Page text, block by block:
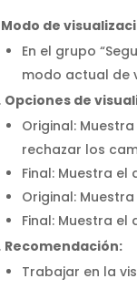
Modo de
En el grupo
modo actual de
Opciones de
Original:
rechazar los
Final: Muestra
Original:
Final: Muestra
Recomendación:
Trabajar en la